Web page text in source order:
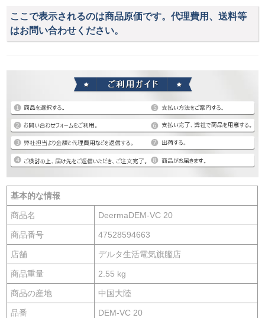
ここで表示されるのは商品原価です。代理費用、送料等
はお問い合わせください。
基本的な情報
商品名 DeermaDEM-VC 20
商品番号 47528594663
店舗 デルタ生活電気旗艦店
商品重量 2.55 kg
商品の産地 中国大陸
品番 DEM-VC 20